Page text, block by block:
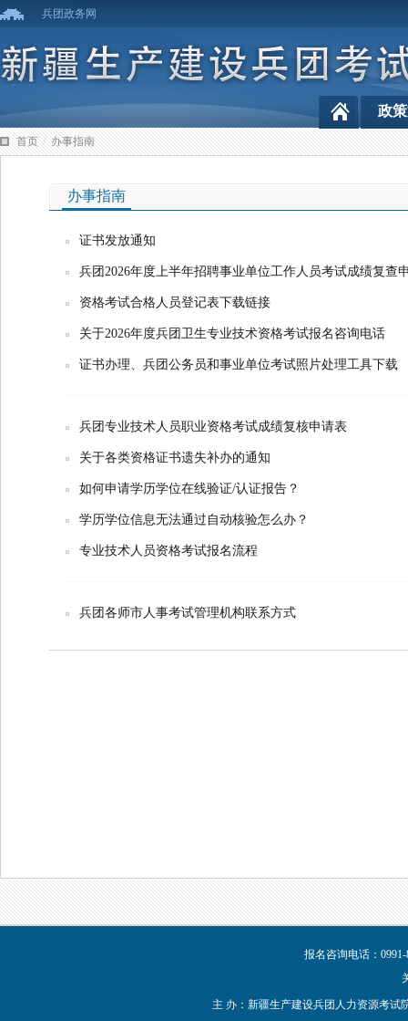
兵团政务网
政
首页 / 办事指南
办事指南
证书发放通知
兵团2026年度上半年招聘事业单位工作人员考试成绩复查
资格考试合格人员登记表下载链接
关于2026年度兵团卫生专业技术资格考试报名咨询电话
证书办理、兵团公务员和事业单位考试照片处理工具下载
兵团专业技术人员职业资格考试成绩复核申请表
关于各类资格证书遗失补办的通知
如何申请学历学位在线验证/认证报告？
学历学位信息无法通过自动核验怎么办？
专业技术人员资格考试报名流程
兵团各师市人事考试管理机构联系方式
报名咨询电话：
主 办：新疆生产建设兵团人力资源考试